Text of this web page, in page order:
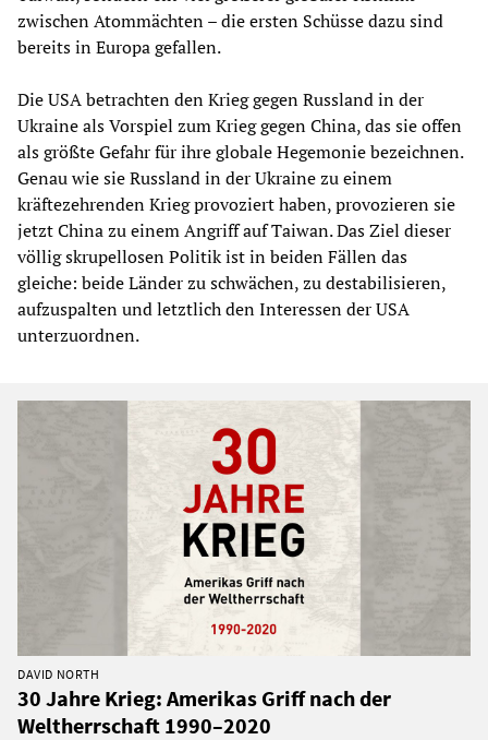
zwischen Atommächten – die ersten Schüsse dazu sind
bereits in Europa gefallen.
Die USA betrachten den Krieg gegen Russland in der
Ukraine als Vorspiel zum Krieg gegen China, das sie offen
als größte Gefahr für ihre globale Hegemonie bezeichnen.
Genau wie sie Russland in der Ukraine zu einem
kräftezehrenden Krieg provoziert haben, provozieren sie
jetzt China zu einem Angriff auf Taiwan. Das Ziel dieser
völlig skrupellosen Politik ist in beiden Fällen das
gleiche: beide Länder zu schwächen, zu destabilisieren,
aufzuspalten und letztlich den Interessen der USA
unterzuordnen.
DAVID NORTH
30 Jahre Krieg: Amerikas Griff nach der
Weltherrschaft 1990–2020